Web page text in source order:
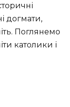
догмати,
Поглянемо
католики і